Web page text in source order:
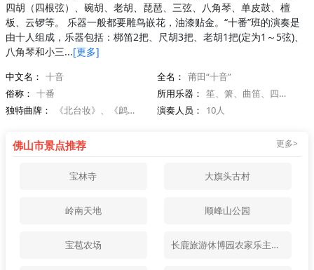
四胡（四根弦）、碗胡、老胡、琵琶、三弦、八角琴、单皮鼓、檀
板、云锣等。 乐器一般都要雕鸟嵌花，油漆贴金。“十番”班的演奏是
由十人组成，乐器包括：梆笛2把、尺胡3把、老胡1把(定为1～5弦)、
八角琴和小三...[更多]
中文名： 十音 全名： 莆田“十音”
俗称： 十番 所用乐器： 笙、箫、曲笛、四胡、云锣等
独特曲牌：
《北台妆》、《鹧鸪天》等 演奏人员： 10人
佛山市景点推荐 更多>
宝林寺 大旗头古村
岭南天地 顺峰山公园
宝苞农场 长鹿旅游休博园农家乐主题乐园